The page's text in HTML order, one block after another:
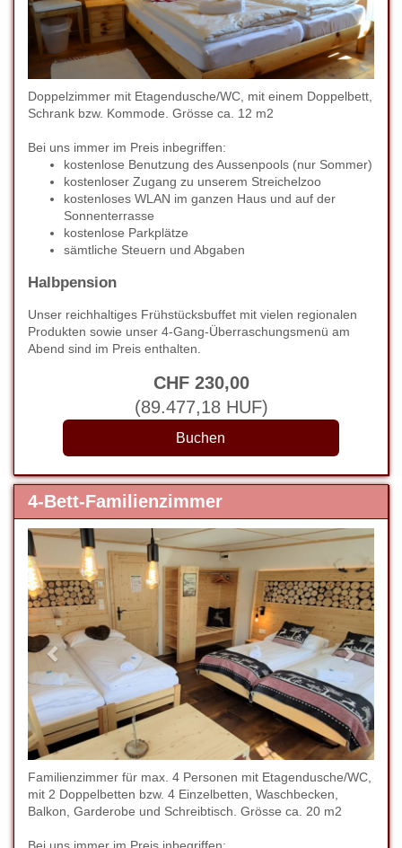
Doppelzimmer mit Etagendusche/WC, mit einem Doppelbett,
Schrank bzw. Kommode. Grösse ca. 12 m2
Bei uns immer im Preis inbegriffen:
kostenlose Benutzung des Aussenpools (nur Sommer)
kostenloser Zugang zu unserem Streichelzoo
kostenloses WLAN im ganzen Haus und auf der
Sonnenterrasse
kostenlose Parkplätze
sämtliche Steuern und Abgaben
Halbpension
Unser reichhaltiges Frühstücksbuffet mit vielen regionalen
Produkten sowie unser 4-Gang-Überraschungsmenü am
Abend sind im Preis enthalten.
CHF 230,00
(89.477,18HUF)
4-Bett-Familienzimmer
Previous
Next
Familienzimmer für max. 4 Personen mit Etagendusche/WC,
mit 2 Doppelbetten bzw. 4 Einzelbetten, Waschbecken,
Balkon, Garderobe und Schreibtisch. Grösse ca. 20 m2